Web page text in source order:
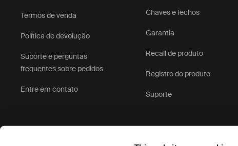
Termos de venda
Política de devolução
Suporte e perguntas
frequentes sobre pedidos
Entre em contato
Chaves e fechos
Garantia
Recall de produto
Registro do produto
Suporte